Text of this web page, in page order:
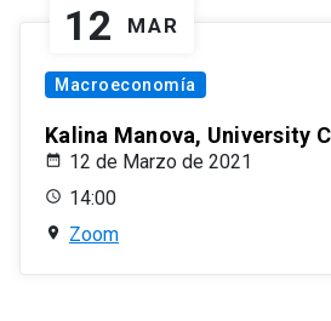
12 MAR
Macroeconomía
Kalina Manova, University
12 de Marzo de 2021
14:00
Zoom